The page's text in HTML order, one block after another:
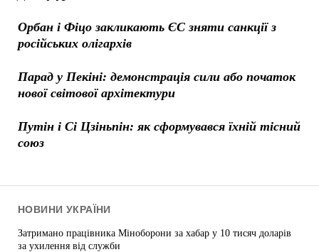
Орбан і Фіцо закликають ЄС зняти санкції з
російських олігархів
Парад у Пекіні: демонстрація сили або початок
нової світової архітектури
Путін і Сі Цзіньпін: як сформувався їхній тісний
союз
НОВИНИ УКРАЇНИ
Затримано працівника Міноборони за хабар у 10 тисяч доларів
за ухилення від служби